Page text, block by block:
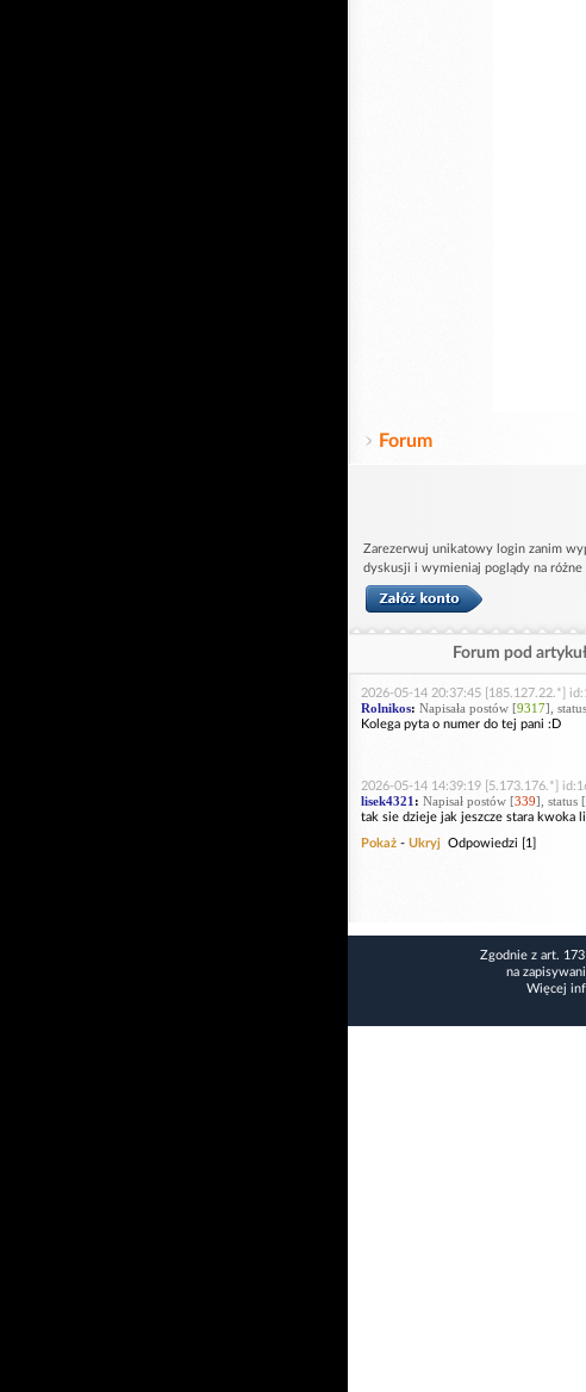
Forum
Zarezerwuj unikatowy login zanim
dyskusji i wymieniaj poglądy na różne
Forum pod
2026-05-14 20:37:45 [185.127.22.*]
Rolnikos: Napisała postów [9317],
Kolega pyta o numer do tej pani :D
2026-05-14 14:39:19 [5.173.176.*]
lisek4321 : Napisał postów [339], status
tak sie dzieje jak jeszcze stara kwoka
Pokaż - Ukryj Odpowiedzi [1]
Zgodnie z art.
na
Więcej